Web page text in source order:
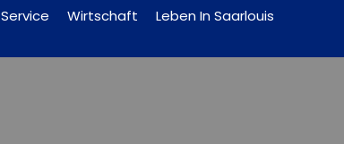
Service Wirtschaft Leben In Saarlouis